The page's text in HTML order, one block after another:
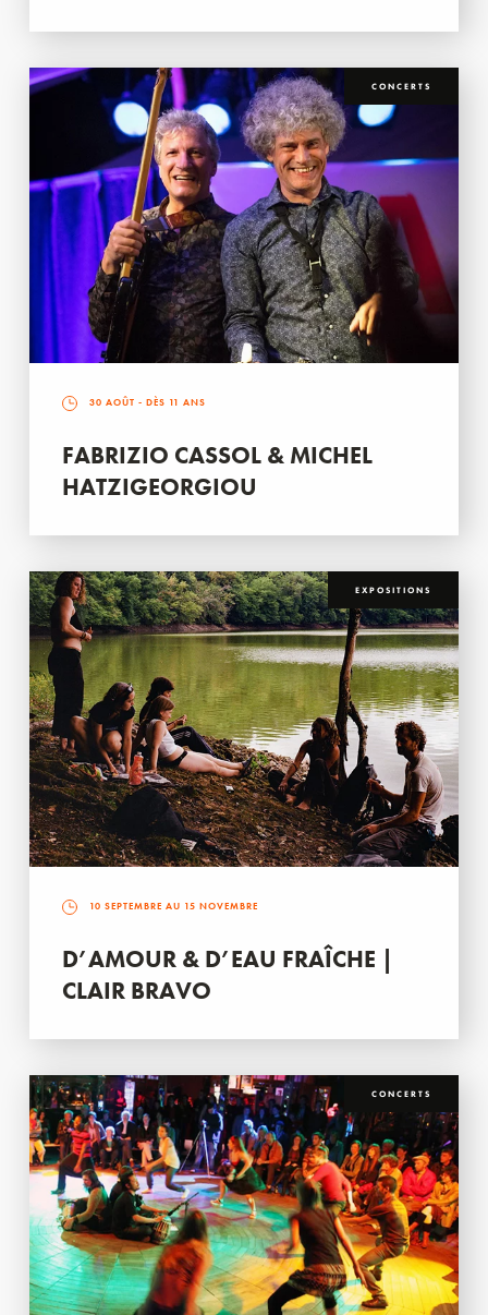
CONCERTS
30 AOÛT - DÈS 11 ANS
FABRIZIO CASSOL & MICHEL
HATZIGEORGIOU
EXPOSITIONS
10 SEPTEMBRE AU 15 NOVEMBRE
D’AMOUR & D’EAU FRAÎCHE |
CLAIR BRAVO
CONCERTS